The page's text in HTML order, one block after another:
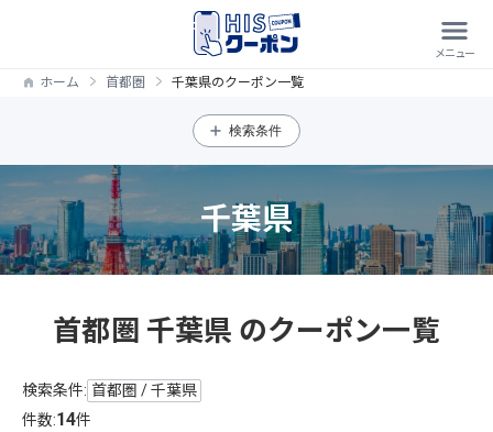
ホーム 首都圏 千葉県のクーポン一覧
検索条件
千葉県
首都圏 千葉県 のクーポン一覧
検索条件: 首都圏 / 千葉県
件数:14件